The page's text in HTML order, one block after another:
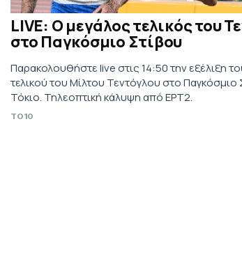
LIVE: Ο μεγάλος τελικός του
στο Παγκόσμιο Στίβου
Παρακολουθήστε live στις 14:50 την εξέλιξη
τελικού του Μίλτου Τεντόγλου στο Παγκόσμιο
Τόκιο. Τηλεοπτική κάλυψη από ΕΡΤ2.
TO10